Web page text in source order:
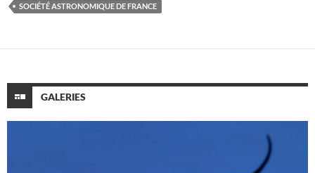
SOCIÉTÉ ASTRONOMIQUE DE FRANCE
GALERIES